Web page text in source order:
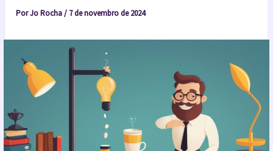
PorJo Rocha/ 7 de novembro de 2024